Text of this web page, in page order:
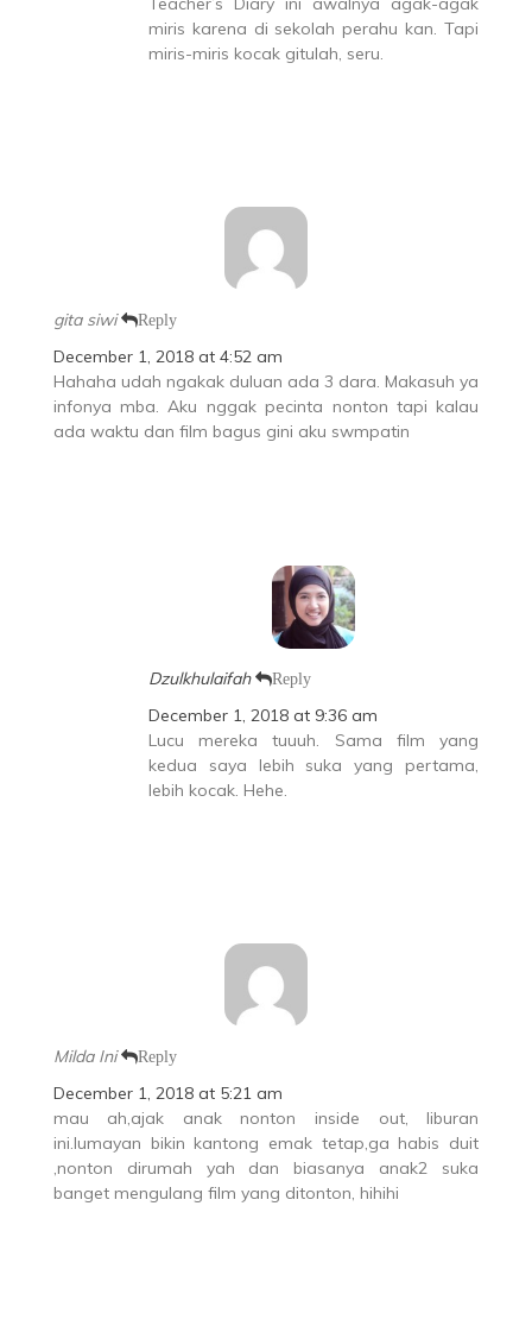
miris karena di sekolah perahu kan. Tapi
miris-miris kocak gitulah, seru.
gita siwi Reply
December 1, 2018 at 4:52 am
Hahaha udah ngakak duluan ada 3 dara. Makasuh ya
infonya mba. Aku nggak pecinta nonton tapi kalau
ada waktu dan film bagus gini aku swmpatin
Dzulkhulaifah Reply
December 1, 2018 at 9:36 am
Lucu mereka tuuuh. Sama film yang
kedua saya lebih suka yang pertama,
lebih kocak. Hehe.
Milda Ini Reply
December 1, 2018 at 5:21 am
mau ah,ajak anak nonton inside out, liburan
ini.lumayan bikin kantong emak tetap,ga habis duit
,nonton dirumah yah dan biasanya anak2 suka
banget mengulang film yang ditonton, hihihi